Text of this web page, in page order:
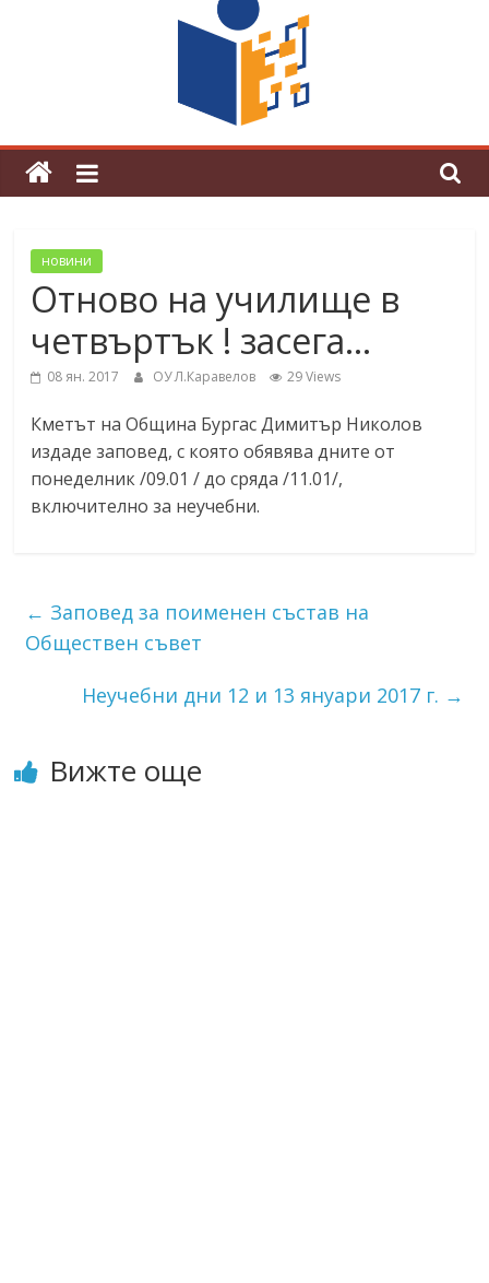
поредна награда от конкурс на
център за развитие на човешките
ресурси (ЦРЧР)
новини
Отново на училище в
четвъртък ! засега…
08 ян. 2017 ОУ Л.Каравелов 29 Views
Кметът на Община Бургас Димитър Николов
издаде заповед, с която обявява дните от
понеделник /09.01 / до сряда /11.01/,
включително за неучебни.
← Заповед за поименен състав на
Обществен съвет
Неучебни дни 12 и 13 януари 2017 г. →
Вижте още